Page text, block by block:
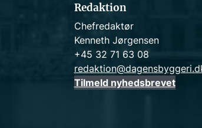
Redaktion
Chefredaktør
Kenneth Jørgensen
+45 32 71 63 08
Tilmeld nyhedsbrevet